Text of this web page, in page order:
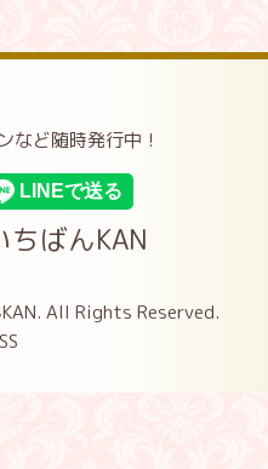
など随時発行中！
ばんKAN
. All Rights Reserved.